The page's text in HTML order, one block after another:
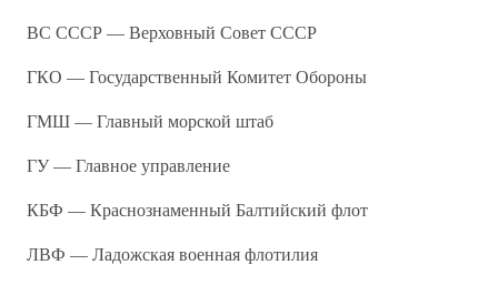
ВС СССР — Верховный Совет СССР
ГКО — Государственный Комитет Обороны
ГМШ — Главный морской штаб
ГУ — Главное управление
КБФ — Краснознаменный Балтийский флот
ЛВФ — Ладожская военная флотилия